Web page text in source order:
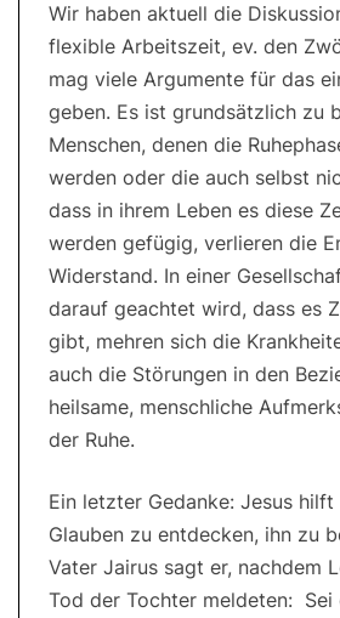
Wir haben aktuell die
flexible Arbeitszeit, ev. den
mag viele Argumente für das
geben. Es ist grundsätzlich zu
Menschen, denen die
werden oder die auch selbst
dass in ihrem Leben es diese
werden gefügig, verlieren die
Widerstand. In einer
darauf geachtet wird, dass es
gibt, mehren sich die
auch die Störungen in den
heilsame, menschliche
der Ruhe.
Ein letzter Gedanke: Jesus hilft
Glauben zu entdecken, ihn zu
Vater Jairus sagt er, nachdem
Tod der Tochter meldeten: Sei